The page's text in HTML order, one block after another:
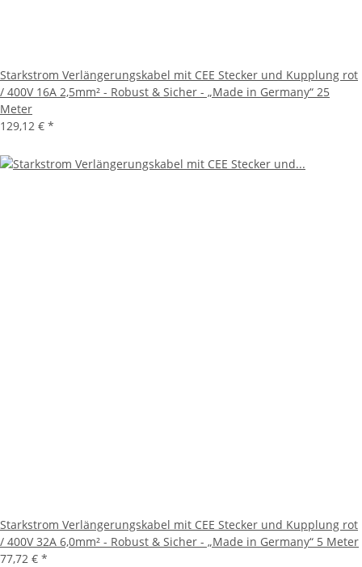
Starkstrom Verlängerungskabel mit CEE Stecker und Kupplung rot
/ 400V 16A 2,5mm² - Robust & Sicher - „Made in Germany“ 25
Meter
129,12 € *
Starkstrom Verlängerungskabel mit CEE Stecker und Kupplung rot
/ 400V 32A 6,0mm² - Robust & Sicher - „Made in Germany“ 5 Meter
77,72 € *